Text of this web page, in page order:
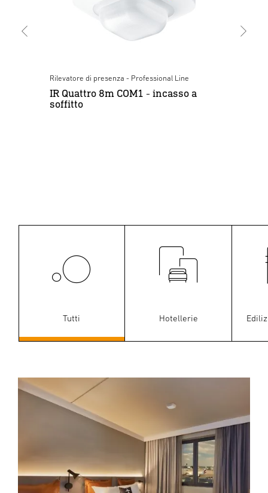
Rilevatore di presenza - Professional Line
IR Quattro 8m COM1 - incasso a
soffitto
Tutti Hotellerie